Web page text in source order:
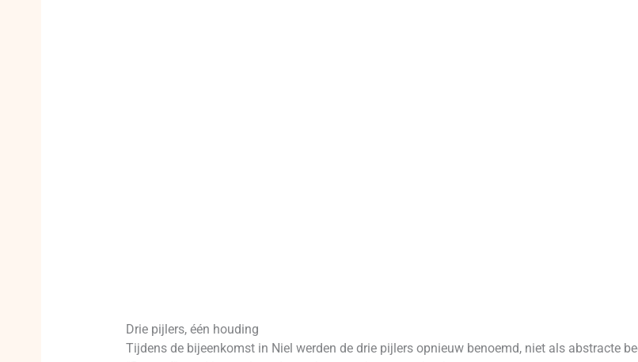
Drie pijlers, één houding
Tijdens de bijeenkomst in Niel werden de drie pijlers opnieuw benoemd, niet als abstracte